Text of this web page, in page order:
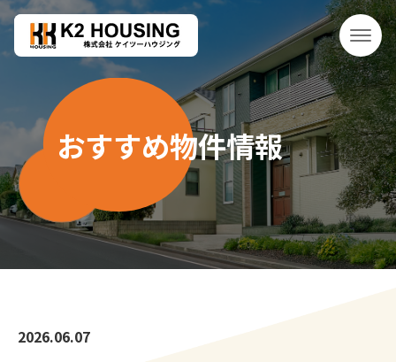
おすすめ物件情報
2026.06.07